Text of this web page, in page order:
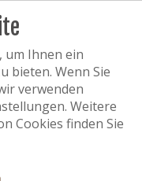
um Ihnen ein
bieten. Wenn Sie
verwenden
Weitere
Cookies finden Sie